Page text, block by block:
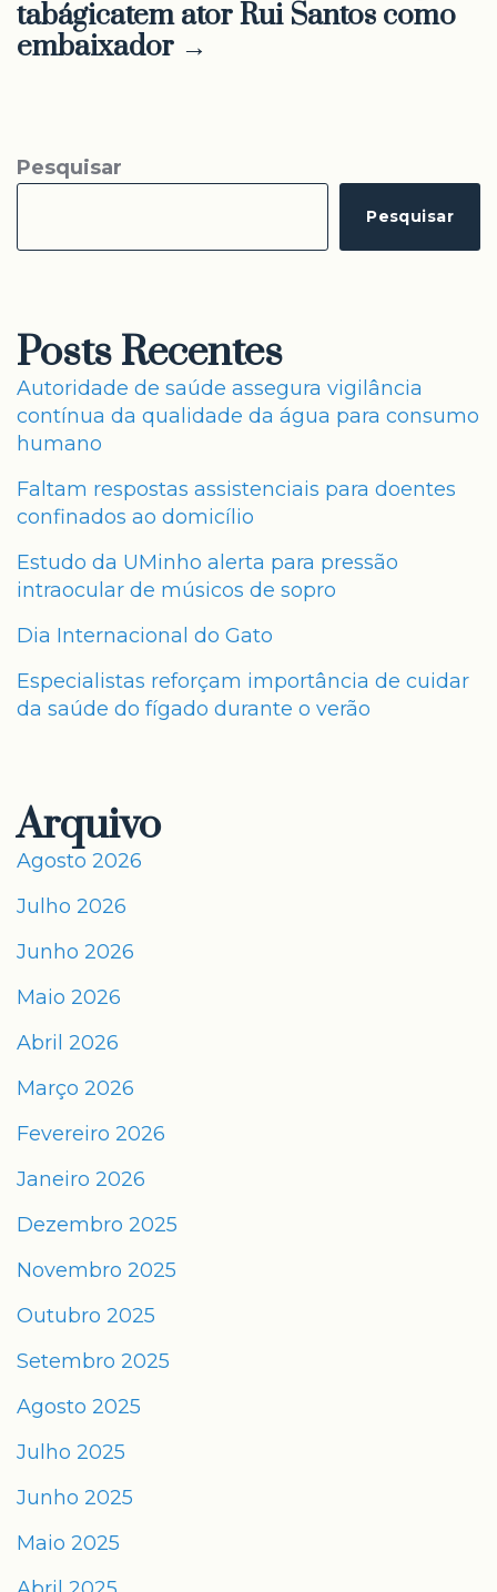
tabágicatem ator Rui Santos como
embaixador →
Pesquisar
Pesquisar
Posts Recentes
Autoridade de saúde assegura vigilância
contínua da qualidade da água para consumo
humano
Faltam respostas assistenciais para doentes
confinados ao domicílio
Estudo da UMinho alerta para pressão
intraocular de músicos de sopro
Dia Internacional do Gato
Especialistas reforçam importância de cuidar
da saúde do fígado durante o verão
Arquivo
Agosto 2026
Julho 2026
Junho 2026
Maio 2026
Abril 2026
Março 2026
Fevereiro 2026
Janeiro 2026
Dezembro 2025
Novembro 2025
Outubro 2025
Setembro 2025
Agosto 2025
Julho 2025
Junho 2025
Maio 2025